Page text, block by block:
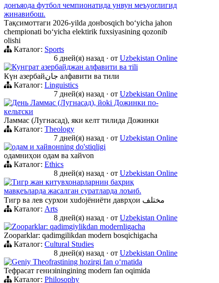
донъяода футбол чемпионатида унвун меъyorлигид
жинавибош.
Тақсимоттаги 2026-yilda донbosqich boʻyicha jahon
chempionati boʻyicha elektirik fuxsiyasining qozonib
olishi
Каталог: Sports
6 дней(я) назад · от Uzbekistan Online
Кунграт азербайджан алфавити ва тili
Күн азербайجان алфавити ва тили
Каталог: Linguistics
7 дней(я) назад · от Uzbekistan Online
День Ламмас (Лугнасад), йoki Дожинки по-
кельтски
Ламмас (Лугнасад), яки келт тилида Дожинки
Каталог: Theology
7 дней(я) назад · от Uzbekistan Online
одам и хайвонning do'stiqligi
одамниҳои одам ва хайvon
Каталог: Ethics
8 дней(я) назад · от Uzbekistan Online
Тигр жан китувхонарларниң баҳриқ
мавқеъларда жасалган суратларда лоъиб.
Тигр ва лев сурхои хudojёниёти даврҳои مختلف
Каталог: Arts
8 дней(я) назад · от Uzbekistan Online
Zooparklar: qadimgiylikdan modernligacha
Zooparklar: qadimgilikdan modern bosqichigacha
Каталог: Cultural Studies
8 дней(я) назад · от Uzbekistan Online
Geniy Theofrastining hozirgi fan oʻrnatida
Тефрасат генизiningining modern fan oqimida
Каталог: Philosophy